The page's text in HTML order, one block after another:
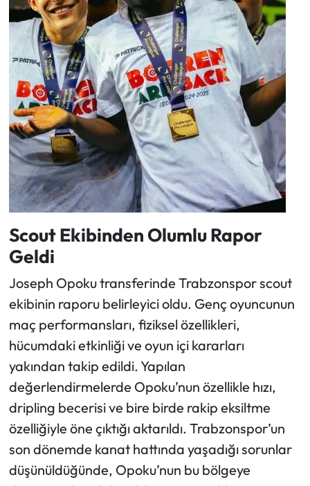
Scout Ekibinden Olumlu Rapor
Geldi
Joseph Opoku transferinde Trabzonspor scout
ekibinin raporu belirleyici oldu. Genç oyuncunun
maç performansları, fiziksel özellikleri,
hücumdaki etkinliği ve oyun içi kararları
yakından takip edildi. Yapılan
değerlendirmelerde Opoku’nun özellikle hızı,
dripling becerisi ve bire birde rakip eksiltme
özelliğiyle öne çıktığı aktarıldı. Trabzonspor’un
son dönemde kanat hattında yaşadığı sorunlar
düşünüldüğünde, Opoku’nun bu bölgeye